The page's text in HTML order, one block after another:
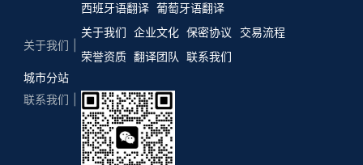
西班牙语翻译 葡萄牙语翻译
关于我们
关于我们 企业文化 保密协议
交易流程
荣誉资质 翻译团队
联系我们
城市分站
联系我们